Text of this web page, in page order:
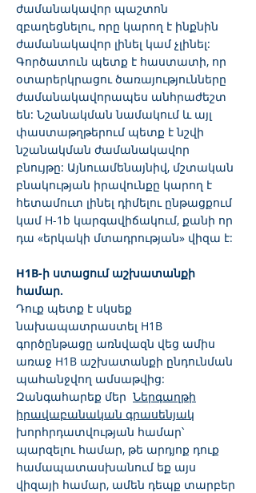
ժամանակավոր պաշտոն
զբաղեցնելու, որը կարող է ինքնին
ժամանակավոր լինել կամ չլինել:
Գործատուն պետք է հաստատի, որ
օտարերկրացու ծառայությունները
ժամանակավորապես անհրաժեշտ
են: Նշանակման նամակում և այլ
փաստաթղթերում պետք է նշվի
նշանակման ժամանակավոր
բնույթը: Այնուամենայնիվ, մշտական
բնակության իրավունքը կարող է
հետամուտ լինել դիմելու ընթացքում
կամ H-1b կարգավիճակում, քանի որ
դա «երկակի մտադրության» վիզա է:
H1B-ի ստացում աշխատանքի
համար.
Դուք պետք է սկսեք
նախապատրաստել H1B
գործընթացը առնվազն վեց ամիս
առաջ H1B աշխատանքի ընդունման
պահանջվող ամսաթվից:
Զանգահարեք մեր Ներգաղթի
իրավաբանական գրասենյակ
խորհրդատվության համար՝
պարզելու համար, թե արդյոք դուք
համապատասխանում եք այս
վիզայի համար, ամեն դեպք տարբեր